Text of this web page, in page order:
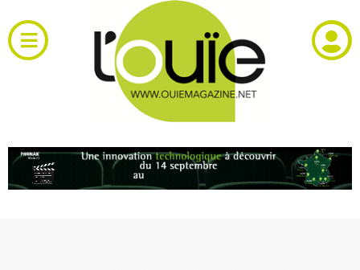
au
contenu
Toggle
Navigation
RH et emploi